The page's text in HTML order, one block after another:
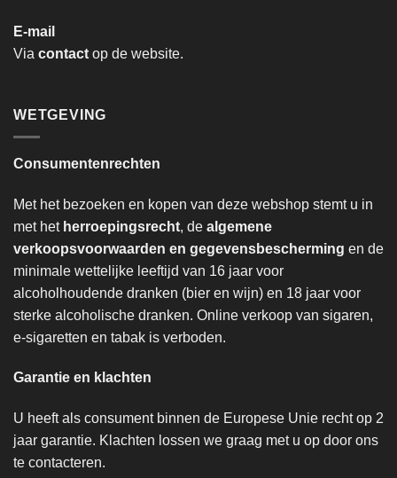
E-mail
Via contact op de website.
WETGEVING
Consumentenrechten
Met het bezoeken en kopen van deze webshop stemt u in
met het herroepingsrecht, de algemene
verkoopsvoorwaarden en gegevensbescherming en de
minimale wettelijke leeftijd van 16 jaar voor
alcoholhoudende dranken (bier en wijn) en 18 jaar voor
sterke alcoholische dranken. Online verkoop van sigaren,
e-sigaretten en tabak is verboden.
Garantie en klachten
U heeft als consument binnen de Europese Unie recht op 2
jaar garantie. Klachten lossen we graag met u op door ons
te contacteren.